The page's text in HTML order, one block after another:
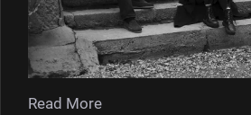
Read More